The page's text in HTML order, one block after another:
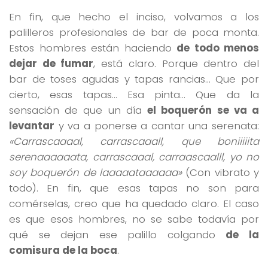
En fin, que hecho el inciso, volvamos a los
palilleros profesionales de bar de poca monta.
Estos hombres están haciendo de todo menos
dejar de fumar, está claro. Porque dentro del
bar de toses agudas y tapas rancias… Que por
cierto, esas tapas… Esa pinta… Que da la
sensación de que un díael boquerón se va a
levantar y va a ponerse a cantar una serenata:
«Carrascaaaal, carrascaaall, que boniiiiita
serenaaaaaata, carrascaaal, carraascaalll, yo no
soy boquerón de laaaaataaaaaa»(Con vibrato y
todo). En fin, que esas tapas no son para
comérselas, creo que ha quedado claro. El caso
es que esos hombres, no se sabe todavía por
qué se dejan ese palillo colgando de la
comisura de la boca.